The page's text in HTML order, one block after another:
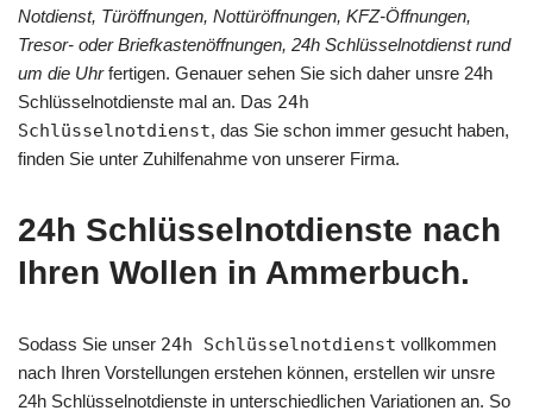
Notdienst, Türöffnungen, Nottüröffnungen, KFZ-Öffnungen,
Tresor- oder Briefkastenöffnungen, 24h Schlüsselnotdienst rund
um die Uhrfertigen. Genauer sehen Sie sich daher unsre 24h
Schlüsselnotdienste mal an. Das 24h
Schlüsselnotdienst, das Sie schon immer gesucht haben,
finden Sie unter Zuhilfenahme von unserer Firma.
24h Schlüsselnotdienste nach
Ihren Wollen in Ammerbuch.
Sodass Sie unser 24h Schlüsselnotdienst vollkommen
nach Ihren Vorstellungen erstehen können, erstellen wir unsre
24h Schlüsselnotdienste in unterschiedlichen Variationen an. So